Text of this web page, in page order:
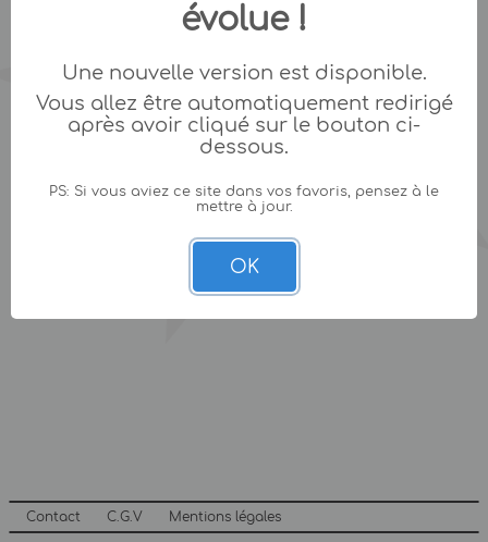
Contact C.G.V Mentions légales
évolue !
Une nouvelle version est disponible.
Vous allez être automatiquement redirigé
après avoir cliqué sur le bouton ci-
dessous.
PS: Si vous aviez ce site dans vos favoris, pensez à le
mettre à jour.
OK